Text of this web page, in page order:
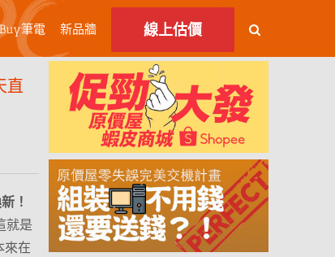
Buy筆電 新品牆 線上估價
直
！
就是
來在